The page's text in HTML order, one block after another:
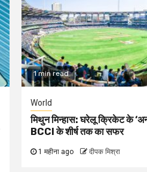
1 min read
World
मिथुन मिन्हास: घरेलू क्रिकेट के
BCCI के शीर्ष तक का सफर
1 महीना ago दीपक मिश्रा